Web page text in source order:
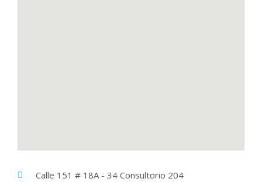
Calle 151 # 18A - 34 Consultorio 204